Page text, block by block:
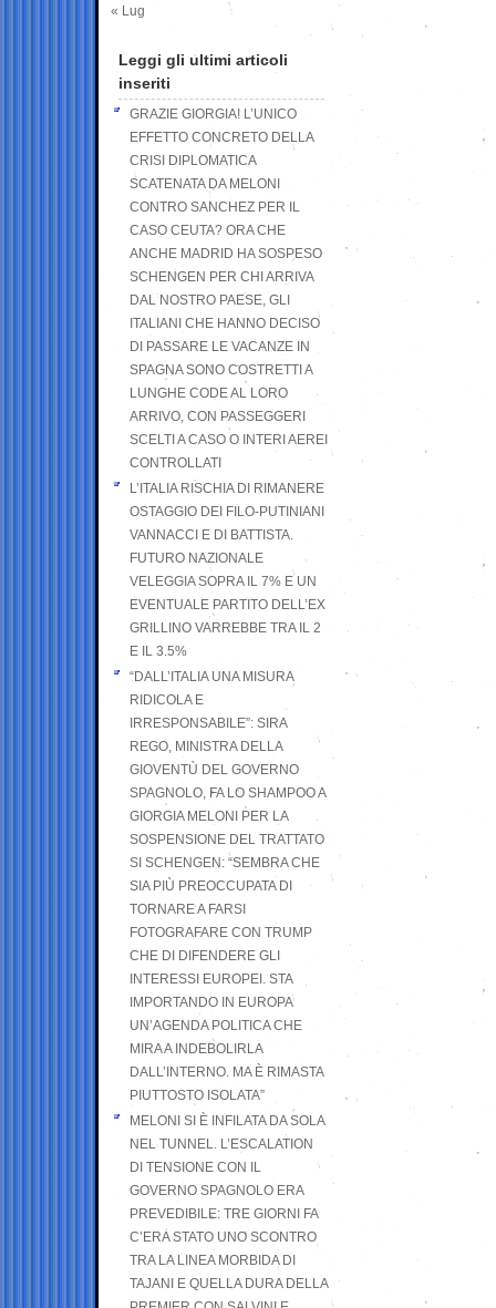
« Lug
Leggi gli ultimi articoli
inseriti
GRAZIE GIORGIA! L’UNICO
EFFETTO CONCRETO DELLA
CRISI DIPLOMATICA
SCATENATA DA MELONI
CONTRO SANCHEZ PER IL
CASO CEUTA? ORA CHE
ANCHE MADRID HA SOSPESO
SCHENGEN PER CHI ARRIVA
DAL NOSTRO PAESE, GLI
ITALIANI CHE HANNO DECISO
DI PASSARE LE VACANZE IN
SPAGNA SONO COSTRETTI A
LUNGHE CODE AL LORO
ARRIVO, CON PASSEGGERI
SCELTI A CASO O INTERI AEREI
CONTROLLATI
L’ITALIA RISCHIA DI RIMANERE
OSTAGGIO DEI FILO-PUTINIANI
VANNACCI E DI BATTISTA.
FUTURO NAZIONALE
VELEGGIA SOPRA IL 7% E UN
EVENTUALE PARTITO DELL’EX
GRILLINO VARREBBE TRA IL 2
E IL 3.5%
“DALL’ITALIA UNA MISURA
RIDICOLA E
IRRESPONSABILE”: SIRA
REGO, MINISTRA DELLA
GIOVENTÙ DEL GOVERNO
SPAGNOLO, FA LO SHAMPOO A
GIORGIA MELONI PER LA
SOSPENSIONE DEL TRATTATO
SI SCHENGEN: “SEMBRA CHE
SIA PIÙ PREOCCUPATA DI
TORNARE A FARSI
FOTOGRAFARE CON TRUMP
CHE DI DIFENDERE GLI
INTERESSI EUROPEI. STA
IMPORTANDO IN EUROPA
UN’AGENDA POLITICA CHE
MIRA A INDEBOLIRLA
DALL’INTERNO. MA È RIMASTA
PIUTTOSTO ISOLATA”
MELONI SI È INFILATA DA SOLA
NEL TUNNEL. L’ESCALATION
DI TENSIONE CON IL
GOVERNO SPAGNOLO ERA
PREVEDIBILE: TRE GIORNI FA
C’ERA STATO UNO SCONTRO
TRA LA LINEA MORBIDA DI
TAJANI E QUELLA DURA DELLA